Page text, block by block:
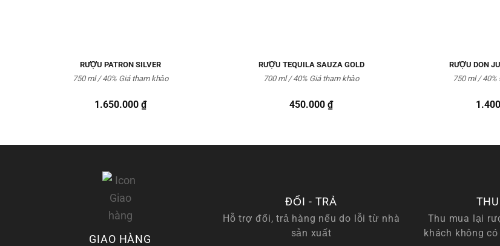
RƯỢU PATRON SILVER
1.650.000₫
750 ml / 40% Giá tham khảo
RƯỢU TEQUILA SAUZA GOLD
450.000₫
700 ml / 40% Giá tham khảo
RƯỢU DON
750 ml / 40%
GIAO HÀNG
ĐỔI - TRẢ
Hỗ trợ đổi, trả hàng nếu do lỗi từ nhà
sản xuất
Thu mua lại
khách không